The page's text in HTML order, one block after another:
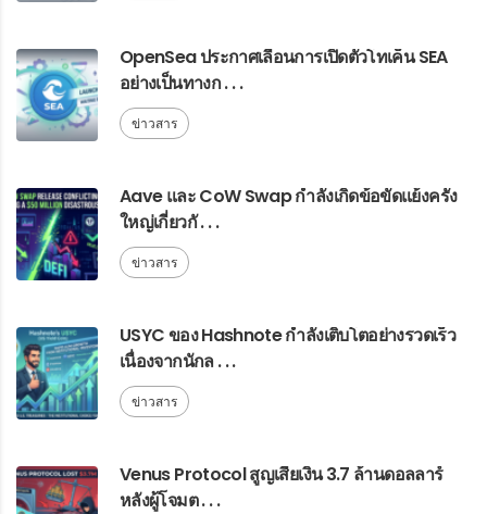
OpenSea ประกาศเลื่อนการเปิดตัวโทเค็น SEA
อย่างเป็นทางก . . .
ข่าวสาร
Aave และ CoW Swap กำลังเกิดข้อขัดแย้งครั้ง
ใหญ่เกี่ยวกั . . .
ข่าวสาร
USYC ของ Hashnote กำลังเติบโตอย่างรวดเร็ว
เนื่องจากนักล . . .
ข่าวสาร
Venus Protocol สูญเสียเงิน 3.7 ล้านดอลลาร์
หลังผู้โจมต . . .